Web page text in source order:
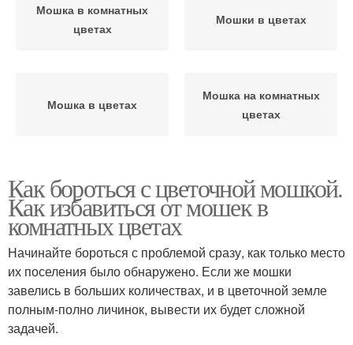
Мошка в комнатных
цветах
Мошки в цветах
Мошка в цветах
Мошка на комнатных
цветах
Как бороться с цветочной мошкой.
Как избавиться от мошек в
комнатных цветах
Начинайте бороться с проблемой сразу, как только место
их поселения было обнаружено. Если же мошки
завелись в больших количествах, и в цветочной земле
полным-полно личинок, вывести их будет сложной
задачей.